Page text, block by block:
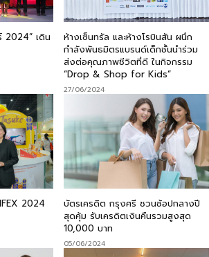
2024” เดิน
ห้างเซ็นทรัล และห้างโรบินสัน ผนึก
กำลังพันธมิตรแบรนด์เด็กชั้นนำร่วม
ส่งต่อคุณภาพชีวิตที่ดี ในกิจกรรม
“Drop & Shop for Kids”
27/06/2024
2024
บัตรเครดิต กรุงศรี ชวนช้อปกลางปี
สุดคุ้ม รับเครดิตเงินคืนรวมสูงสุด
10,000 บาท
05/06/2024